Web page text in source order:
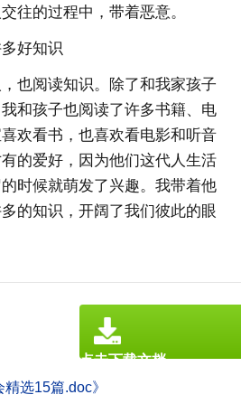
往的过程中，带着恶意。
好知识
也阅读知识。除了和我家孩子
和孩子也阅读了许多书籍、电
欢看书，也喜欢看电影和听音
的爱好，因为他们这代人生活
时候就萌发了兴趣。我带着他
的知识，开阔了我们彼此的眼
选15篇.doc》
点击下载文档
文档为doc格式